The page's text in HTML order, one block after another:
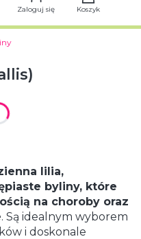
Zaloguj się Koszyk
lilia,
byliny, które
na choroby oraz
. Są idealnym wyborem
i doskonale